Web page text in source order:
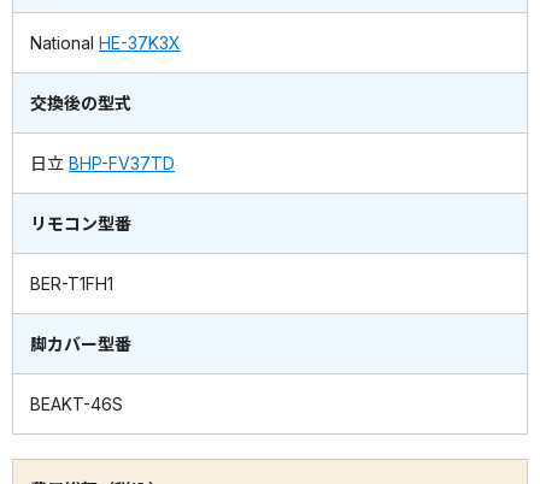
National HE-37K3X
交換後の型式
日立 BHP-FV37TD
リモコン型番
BER-T1FH1
脚カバー型番
BEAKT-46S